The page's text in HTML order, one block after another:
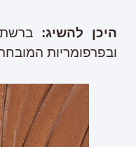
היכן להשיג:
ובפרפומריות